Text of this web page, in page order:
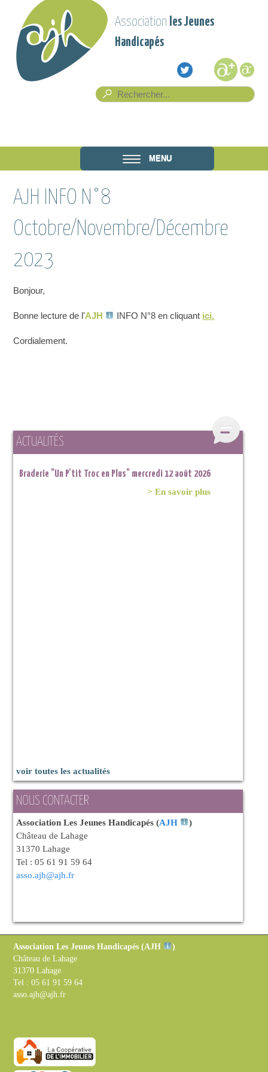
Aller au contenu principal
Association les Jeunes
Handicapés
Formulaire de recherche
Association
les Jeunes
Handicapés
MENU
AJH INFO N°8
Octobre/Novembre/Décembre
2023
Bonjour,
Bonne lecture de l'AJH INFO N°8 en cliquant ici.
Cordialement.
ACTUALITÉS
Braderie "Un P'tit Troc en Plus" mercredi 12 août 2026
> En savoir plus
voir toutes les actualités
NOUS CONTACTER
Association Les Jeunes Handicapés (AJH
)
Château de Lahage
31370 Lahage
Tel : 05 61 91 59 64
asso.ajh@ajh.fr
Association Les Jeunes Handicapés (AJH
)
Château de Lahage
31370 Lahage
Tel : 05 61 91 59 64
asso.ajh@ajh.fr